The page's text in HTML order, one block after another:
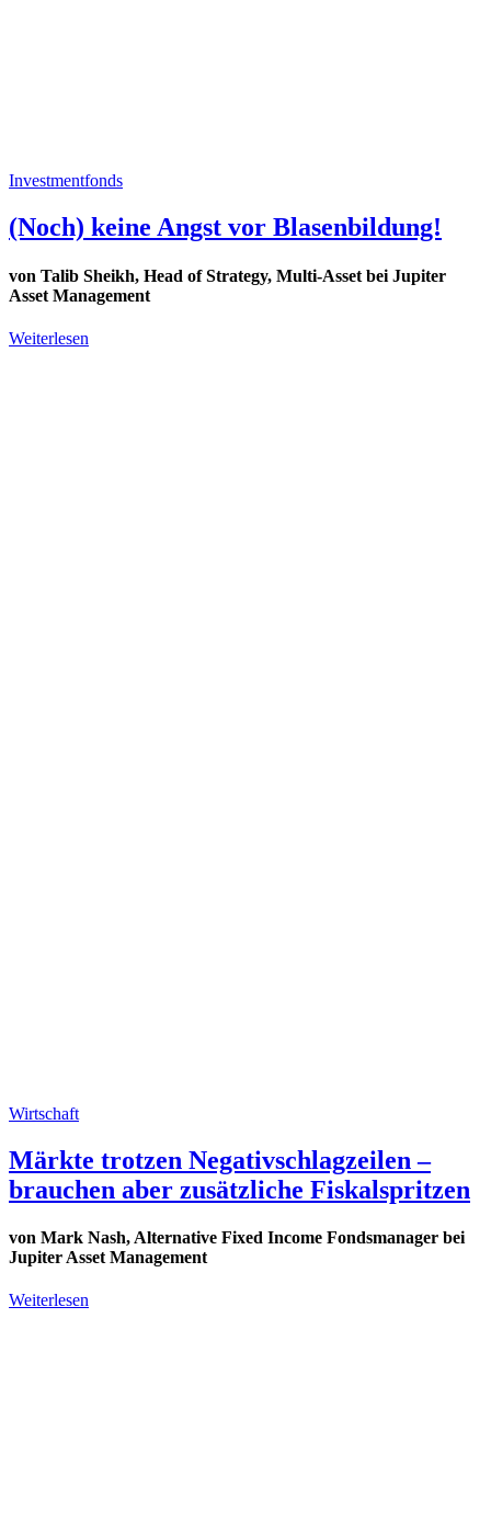
Investmentfonds
(Noch) keine Angst vor Blasenbildung!
von Talib Sheikh, Head of Strategy, Multi-Asset bei Jupiter
Asset Management
Weiterlesen
Wirtschaft
Märkte trotzen Negativschlagzeilen –
brauchen aber zusätzliche Fiskalspritzen
von Mark Nash, Alternative Fixed Income Fondsmanager bei
Jupiter Asset Management
Weiterlesen